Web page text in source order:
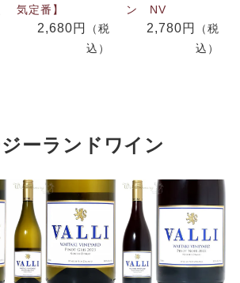
気定番】
2,680円
（税
込）
ン NV
2,780円
（税
込）
ーランドワイン